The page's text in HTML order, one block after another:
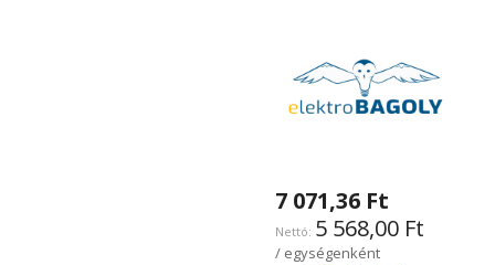
7 071,36 Ft
5 568,00 Ft
/ egységenként